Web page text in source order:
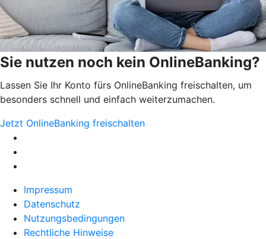
Sie nutzen noch kein OnlineBanking?
Lassen Sie Ihr Konto fürs OnlineBanking freischalten, um
besonders schnell und einfach weiterzumachen.
Jetzt OnlineBanking freischalten
Impressum
Datenschutz
Nutzungsbedingungen
Rechtliche Hinweise